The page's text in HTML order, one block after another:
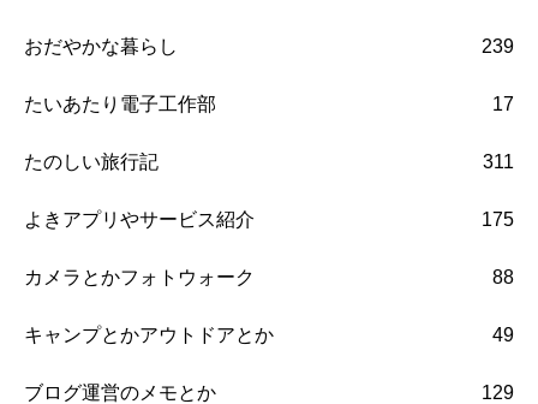
おだやかな暮らし 239
たいあたり電子工作部 17
たのしい旅行記 311
よきアプリやサービス紹介 175
カメラとかフォトウォーク 88
キャンプとかアウトドアとか 49
ブログ運営のメモとか 129